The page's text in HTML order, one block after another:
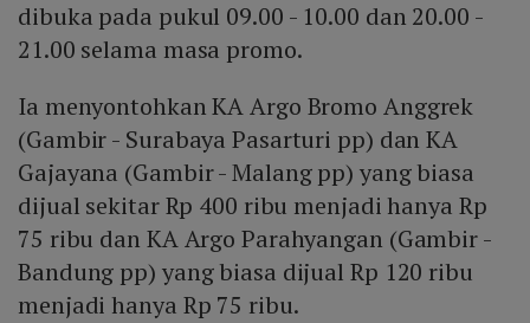
dibuka pada pukul 09.00 - 10.00 dan 20.00 -
21.00 selama masa promo.
Ia menyontohkan KA Argo Bromo Anggrek
(Gambir - Surabaya Pasarturi pp) dan KA
Gajayana (Gambir - Malang pp) yang biasa
dijual sekitar Rp 400 ribu menjadi hanya Rp
75 ribu dan KA Argo Parahyangan (Gambir -
Bandung pp) yang biasa dijual Rp 120 ribu
menjadi hanya Rp 75 ribu.